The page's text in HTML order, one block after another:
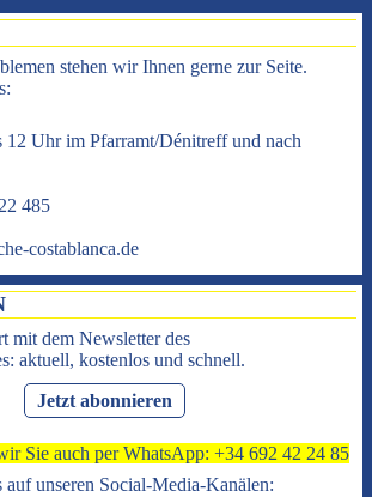
stehen wir Ihnen gerne zur Seite.
12 Uhr im Pfarramt/Dénitreff und nach
485
costablanca.de
mit dem Newsletter des
aktuell, kostenlos und schnell.
Jetzt abonnieren
Sie auch per WhatsApp: +34 692 42 24 85
auf unseren Social-Media-Kanälen: